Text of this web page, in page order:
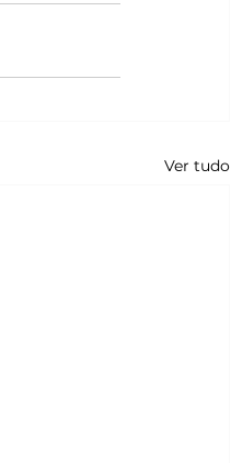
Ver tudo